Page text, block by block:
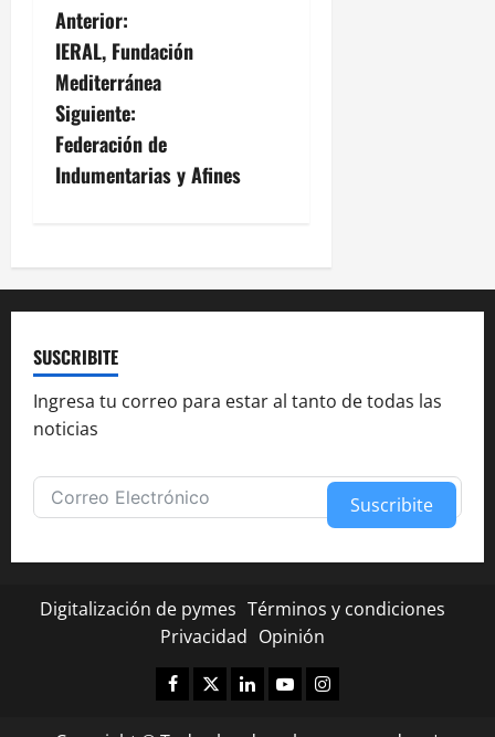
N
a
v
e
a
c
i
ó
n
d
n
r
Anterior:
IERAL, Fundación
Mediterránea
Siguiente:
Federación de
Indumentarias y Afines
SUSCRIBITE
Ingresa tu correo para estar al tanto de todas las
noticias
Suscribite
Digitalización de pymes Términos y condiciones
Privacidad Opinión
Facebook
TwitterLinkedinYoutubeInstagram